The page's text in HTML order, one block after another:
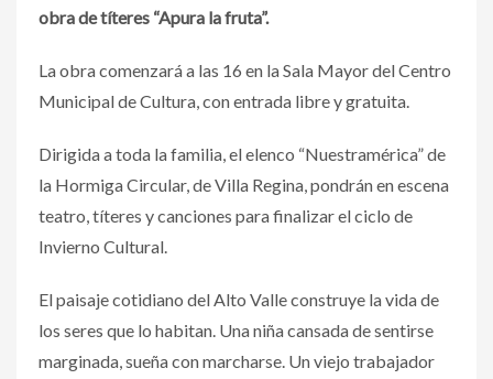
obra de títeres “Apura la fruta”.
La obra comenzará a las 16 en la Sala Mayor del Centro
Municipal de Cultura, con entrada libre y gratuita.
Dirigida a toda la familia, el elenco “Nuestramérica” de
la Hormiga Circular, de Villa Regina, pondrán en escena
teatro, títeres y canciones para finalizar el ciclo de
Invierno Cultural.
El paisaje cotidiano del Alto Valle construye la vida de
los seres que lo habitan. Una niña cansada de sentirse
marginada, sueña con marcharse. Un viejo trabajador